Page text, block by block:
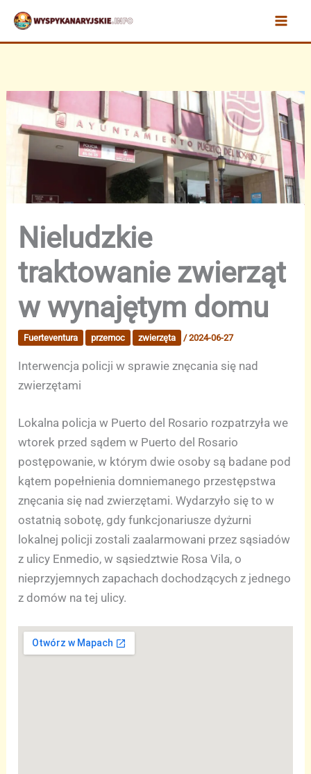
Przejdź
treści
Nieludzkie
traktowanie zwierząt
w wynajętym domu
Fuerteventura przemoc zwierzęta /2024-06-27
Interwencja policji w sprawie znęcania się nad
zwierzętami
Lokalna policja w Puerto del Rosario rozpatrzyła we
wtorek przed sądem w Puerto del Rosario
postępowanie, w którym dwie osoby są badane pod
kątem popełnienia domniemanego przestępstwa
znęcania się nad zwierzętami. Wydarzyło się to w
ostatnią sobotę, gdy funkcjonariusze dyżurni
lokalnej policji zostali zaalarmowani przez sąsiadów
z ulicy Enmedio, w sąsiedztwie Rosa Vila, o
nieprzyjemnych zapachach dochodzących z jednego
z domów na tej ulicy.